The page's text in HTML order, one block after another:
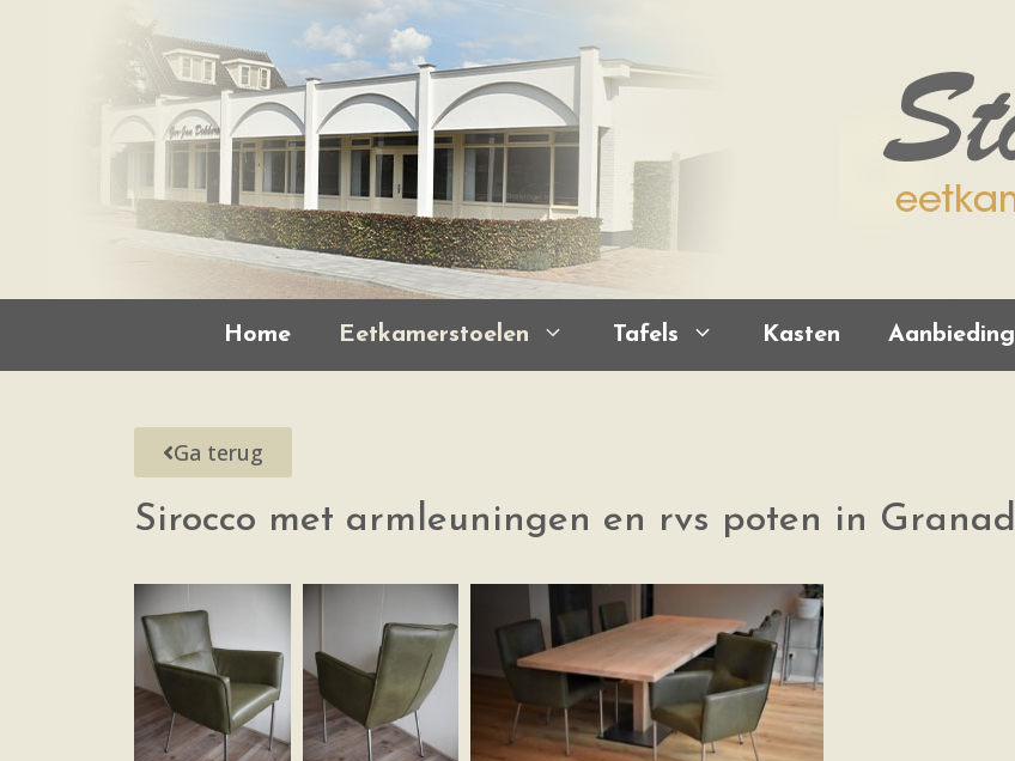
Home Eetkamerstoelen Tafels Kasten
Ga terug
Sirocco met armleuningen en rvs poten in